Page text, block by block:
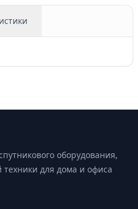
оборудования,
для дома и офиса